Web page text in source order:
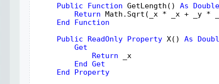
Public
Function GetLength () As
Double
Return Math . Sqrt ( _x * _x + _y *
End
Function
Public
ReadOnly Property X() As
Get
Return
_x
End Get
End
Property